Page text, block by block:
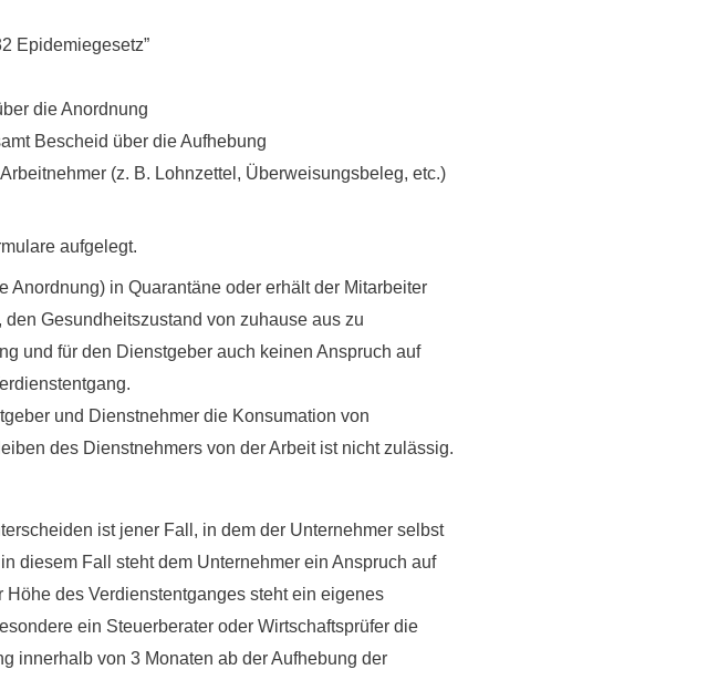
Epidemiegesetz”
die Anordnung
Bescheid über die Aufhebung
(z. B. Lohnzettel, Überweisungsbeleg, etc.)
aufgelegt.
Anordnung) in Quarantäne oder erhält der Mitarbeiter
Gesundheitszustand von zuhause aus zu
und für den Dienstgeber auch keinen Anspruch auf
und Dienstnehmer die Konsumation von
des Dienstnehmers von der Arbeit ist nicht zulässig.
ist jener Fall, in dem der Unternehmer selbst
diesem Fall steht dem Unternehmer ein Anspruch auf
des Verdienstentganges steht ein eigenes
ein Steuerberater oder Wirtschaftsprüfer die
innerhalb von 3 Monaten ab der Aufhebung der